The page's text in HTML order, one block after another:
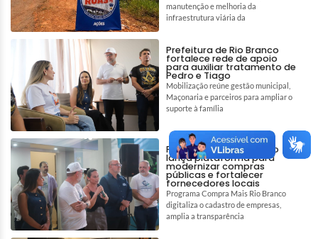
manutenção e melhoria da
infraestrutura viária da
Prefeitura de Rio Branco
fortalece rede de apoio
para auxiliar tratamento de
Pedro e Tiago
Mobilização reúne gestão municipal,
Maçonaria e parceiros para ampliar o
suporte à família
Prefeitura de Rio Branco
lança plataforma para
modernizar compras
públicas e fortalecer
fornecedores locais
Programa Compra Mais Rio Branco
digitaliza o cadastro de empresas,
amplia a transparência